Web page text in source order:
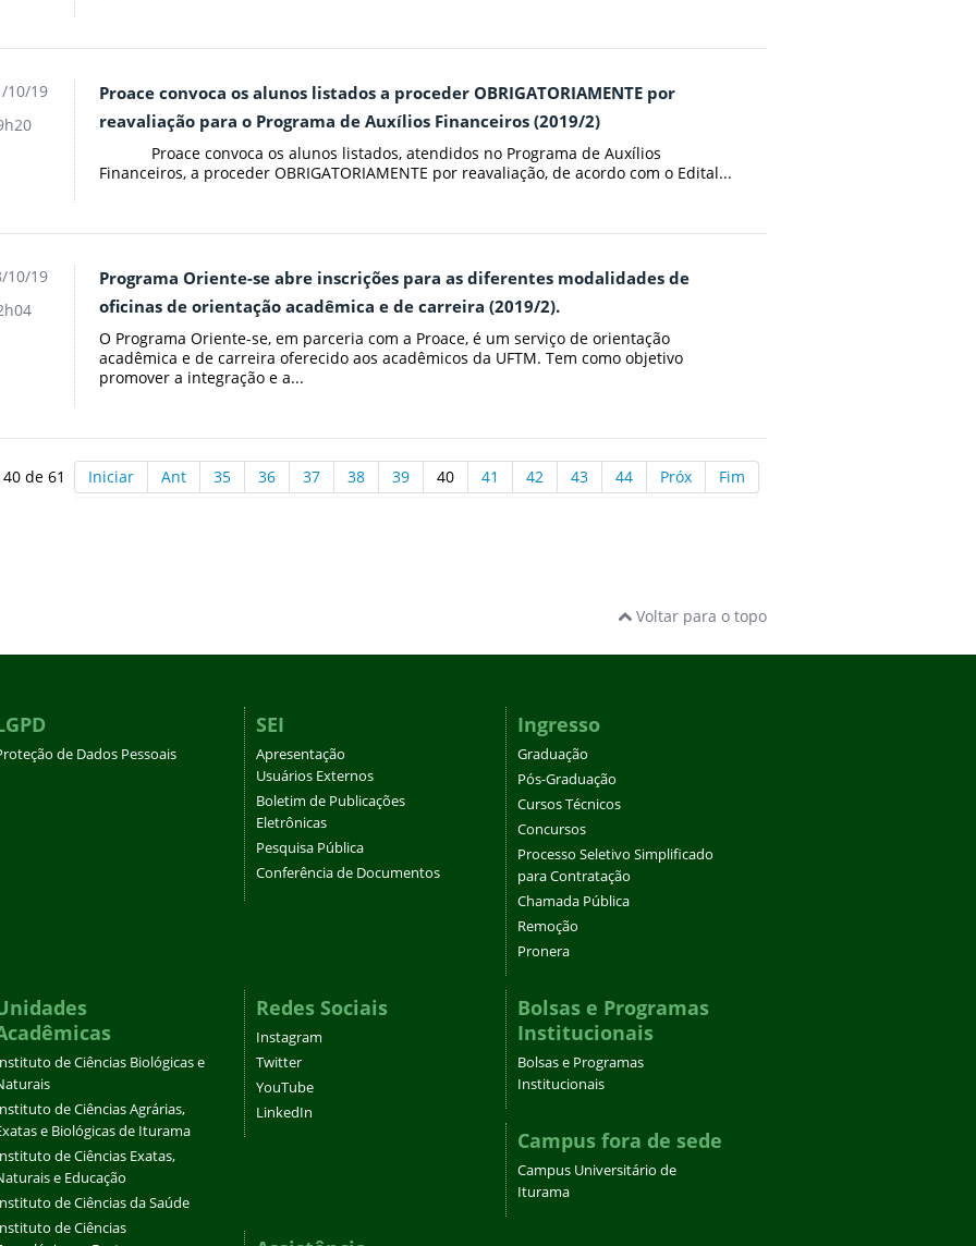
Proace convoca os alunos listados a proceder OBRIGATORIAMENTE por
reavaliação para o Programa de Auxílios Financeiros (2019/2)
Proace convoca os alunos listados, atendidos no Programa de Auxílios
Financeiros, a proceder OBRIGATORIAMENTE por reavaliação, de acordo com o Edital...
10/19
Programa Oriente-se abre inscrições para as diferentes modalidades de
oficinas de orientação acadêmica e de carreira (2019/2).
O Programa Oriente-se, em parceria com a Proace, é um serviço de orientação
acadêmica e de carreira oferecido aos acadêmicos da UFTM. Tem como objetivo
promover a integração e a...
10/19
de 61 Iniciar Ant 35 36 37 38 39 40 41 42 43 44 Próx Fim
Voltar para o topo
de Dados Pessoais
SEI
Apresentação
Usuários Externos
Boletim de Publicações
Eletrônicas
Pesquisa Pública
Conferência de Documentos
Ingresso
Graduação
Pós-Graduação
Cursos Técnicos
Concursos
Processo Seletivo Simplificado
para Contratação
Chamada Pública
Remoção
Pronera
de Ciências Biológicas e
de Ciências Agrárias,
e Biológicas de Iturama
de Ciências Exatas,
e Educação
de Ciências da Saúde
de Ciências
Redes Sociais
Instagram
Twitter
YouTube
LinkedIn
Bolsas e Programas
Institucionais
Bolsas e Programas
Institucionais
Campus fora de sede
Campus Universitário de
Iturama